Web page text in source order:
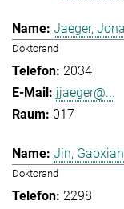
Jaeger,
Doktorand
2034
jjaeger@...
017
Jin,
Doktorand
2298